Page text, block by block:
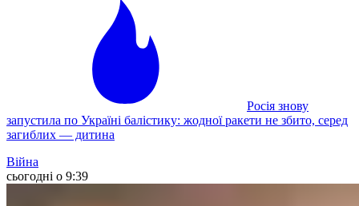
Росія знову
запустила по Україні балістику: жодної ракети не збито, серед
загиблих — дитина
Війна
сьогодні о 9:39